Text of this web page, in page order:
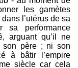
les gamètes
l’utérus de sa
sa performance
arguant qu’il ne
son père ; ni son
à bâtir l’empire
siècle car cela